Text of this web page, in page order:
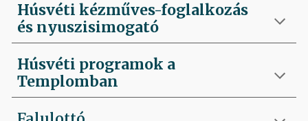
Húsvéti kézműves-foglalkozás
és nyuszisimogató
Húsvéti programok a
Templomban